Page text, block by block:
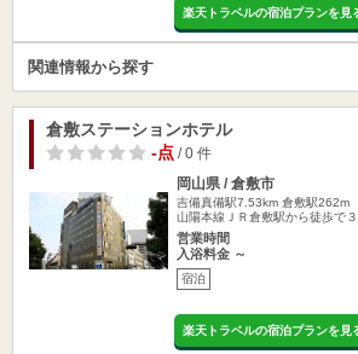
楽天トラベルの宿泊プランを見
関連情報から探す
倉敷ステーションホテル
-点/ 0 件
岡山県 / 倉敷市
吉備真備駅7.53km 倉敷駅262m
山陽本線ＪＲ倉敷駅から徒歩で３
営業時間
入浴料金 ～
宿泊
楽天トラベルの宿泊プランを見